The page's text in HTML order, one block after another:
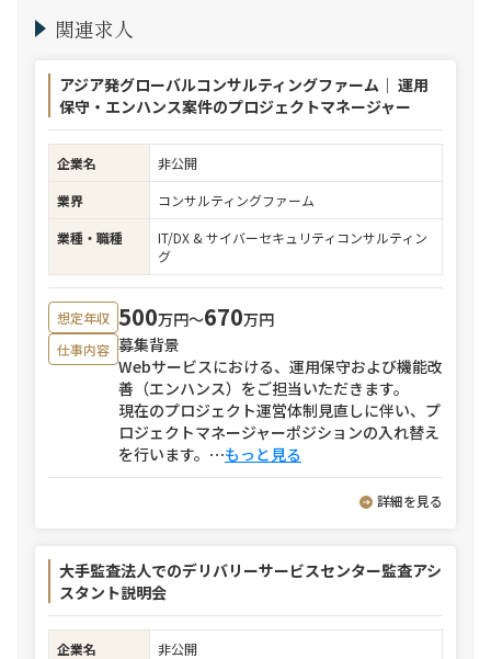
関連求人
アジア発グローバルコンサルティングファーム｜ 運用
保守・エンハンス案件のプロジェクトマネージャー
企業名
非公開
業界
コンサルティングファーム
業種・職種
IT/DX & サイバーセキュリティコンサルティン
グ
想定年収 500万円〜670万円
仕事内容 募集背景
Webサービスにおける、運用保守および機能改
善（エンハンス）をご担当いただきます。
現在のプロジェクト運営体制見直しに伴い、プ
ロジェクトマネージャーポジションの入れ替え
を行います。 ⋯もっと見る
詳細を見る
大手監査法人でのデリバリーサービスセンター監査アシ
スタント説明会
企業名
非公開